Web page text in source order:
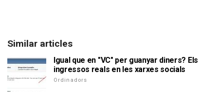
Similar articles
Igual que en "VC" per guanyar diners? Els
ingressos reals en les xarxes socials
Ordinadors